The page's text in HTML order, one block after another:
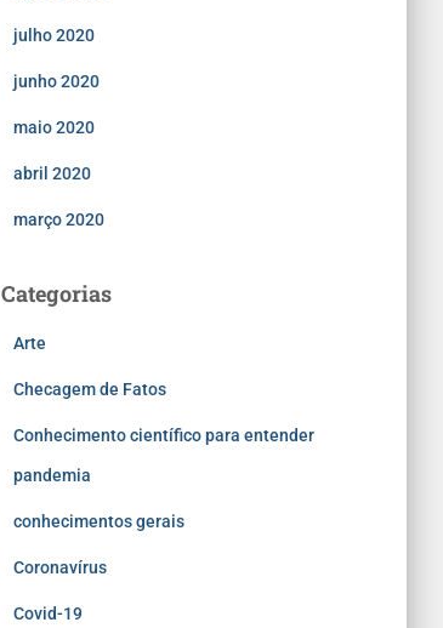
julho 2020
junho 2020
maio 2020
abril 2020
março 2020
Categorias
Arte
Checagem de Fatos
Conhecimento científico para entender
pandemia
conhecimentos gerais
Coronavírus
Covid-19